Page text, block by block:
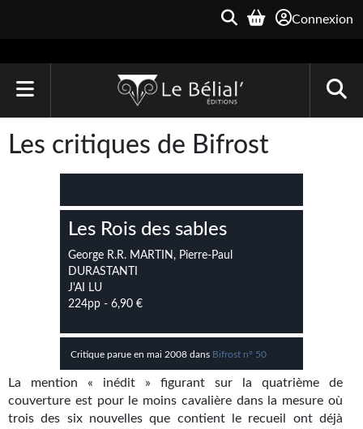
Connexion
Le Bélial'
Une Heure-Lumière
Archive du Futur
Parallaxe
Quarante-Deux
Kvasar
Pulps
Les critiques de Bifrost
Les Rois des sables
George R.R. MARTIN, Pierre-Paul
DURASTANTI
J'AI LU
224pp - 6,90 €
Critique parue en mai 2008 dans Bifrost n° 50
La mention « inédit » figurant sur la quatrième de
couverture est pour le moins cavalière dans la mesure où
trois des six nouvelles que contient le recueil ont déjà